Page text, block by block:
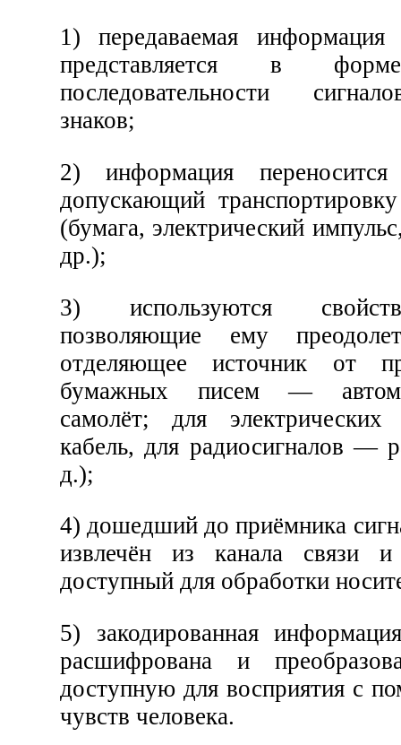
1) передаваемая
представляется в
последовательности
знаков;
2) информация
допускающий
(бумага, электрический
др.);
3) используются
позволяющие ему
отделяющее источник от
бумажных писем —
самолёт; для
кабель, для радиосигналов —
д.);
4) дошедший до приёмника
извлечён из канала связи
доступный для обработки
5) закодированная
расшифрована и
доступную для восприятия с
чувств человека.